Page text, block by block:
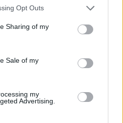
Opt Outs
Sharing of my
Sale of my
my
Advertising.
Kdy a kde bude Prima sport k
a kabelové televizi, ©